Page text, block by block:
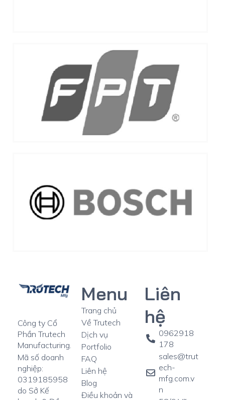
Công ty Cổ
Phần Trutech
Manufacturing.
Mã số doanh
nghiệp:
0319185958
do Sở Kế
Menu
Trang chủ
Về Trutech
Dịch vụ
Portfolio
FAQ
Liên hệ
Blog
Điều khoản và
Liên
hệ
0962918
178
sales@trut
ech-
mfg.com.v
n